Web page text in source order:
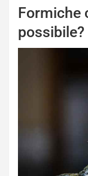
Formiche
possibile?